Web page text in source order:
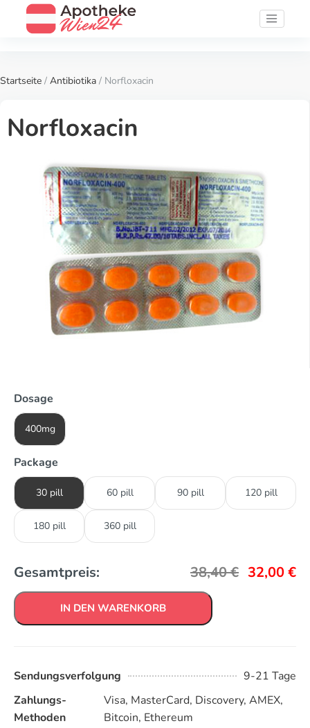
Startseite / Antibiotika / Norfloxacin
Norfloxacin
Dosage
400mg
Package
30 pill 60 pill 90 pill 120 pill
180 pill 360 pill
Gesamtpreis: 38,40€ 32,00€
IN DEN WARENKORB
Sendungsverfolgung
9-21 Tage
Zahlungs-
Methoden
Visa, MasterCard, Discovery, AMEX,
Bitcoin, Ethereum